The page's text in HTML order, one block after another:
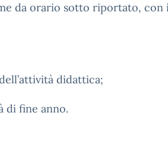
da orario sotto riportato, con
didattica;
di fine anno.